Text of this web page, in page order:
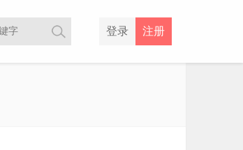
注册
登录